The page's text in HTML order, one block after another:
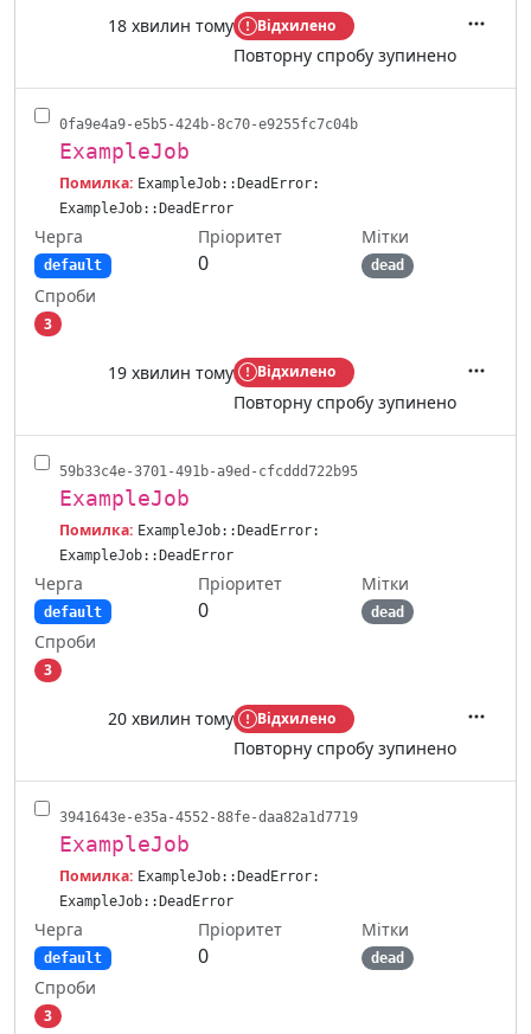
18 хвилин тому Відхилено
Повторну спробу зупинено
0fa9e4a9-e5b5-424b-8c70-e9255fc7c04b
ExampleJob
Помилка: ExampleJob::DeadError:
ExampleJob::DeadError
Черга
default
Пріоритет
0
Мітки
dead
Спроби
3
19 хвилин тому Відхилено
Повторну спробу зупинено
59b33c4e-3701-491b-a9ed-cfcddd722b95
ExampleJob
Помилка: ExampleJob::DeadError:
ExampleJob::DeadError
Черга
default
Пріоритет
0
Мітки
dead
Спроби
3
20 хвилин тому Відхилено
Повторну спробу зупинено
3941643e-e35a-4552-88fe-daa82a1d7719
ExampleJob
Помилка: ExampleJob::DeadError:
ExampleJob::DeadError
Черга
default
Пріоритет
0
Мітки
dead
Спроби
3